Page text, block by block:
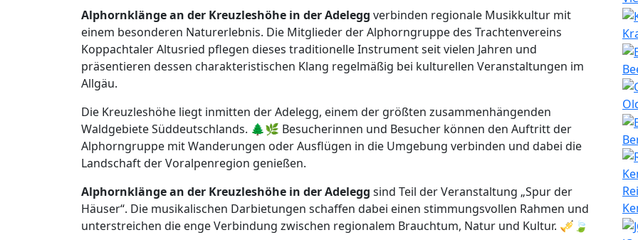
Alphornklänge an der Kreuzleshöhe in der Adelegg verbinden regionale Musikkultur mit
einem besonderen Naturerlebnis. Die Mitglieder der Alphorngruppe des Trachtenvereins
Koppachtaler Altusried pflegen dieses traditionelle Instrument seit vielen Jahren und
präsentieren dessen charakteristischen Klang regelmäßig bei kulturellen Veranstaltungen im
Allgäu.
Die Kreuzleshöhe liegt inmitten der Adelegg, einem der größten zusammenhängenden
Waldgebiete Süddeutschlands. 🌲🌿 Besucherinnen und Besucher können den Auftritt der
Alphorngruppe mit Wanderungen oder Ausflügen in die Umgebung verbinden und dabei die
Landschaft der Voralpenregion genießen.
Alphornklänge an der Kreuzleshöhe in der Adelegg sind Teil der Veranstaltung „Spur der
Häuser“. Die musikalischen Darbietungen schaffen dabei einen stimmungsvollen Rahmen und
unterstreichen die enge Verbindung zwischen regionalem Brauchtum, Natur und Kultur. 🎺🍃